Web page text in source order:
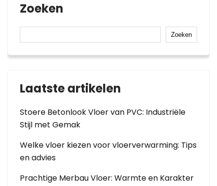
Zoeken
Zoeken
Laatste artikelen
Stoere Betonlook Vloer van PVC: Industriële
Stijl met Gemak
Welke vloer kiezen voor vloerverwarming: Tips
en advies
Prachtige Merbau Vloer: Warmte en Karakter